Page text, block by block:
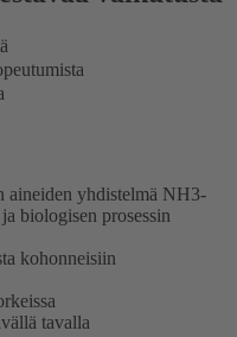
aineiden yhdistelmä NH3-
biologisen prosessin
kohonneisiin
tavalla